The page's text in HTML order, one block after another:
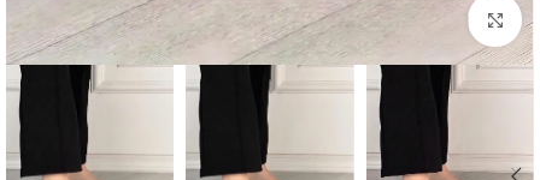
اضغط للتكبير